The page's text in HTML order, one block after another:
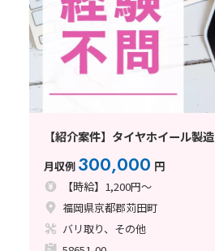
【紹介案件】タイヤホイール製造
月収例 300,000 円
【時給】1,200円～
福岡県京都郡苅田町
バリ取り、その他